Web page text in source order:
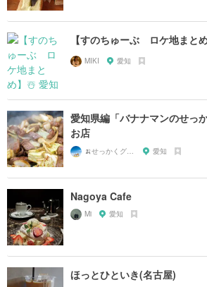
【すのちゅーぶ ロケ地まと
MIKI 愛知
愛知県編「バナナマンのせっ
お店
🍌せっかくグルメまにあ🍌 愛知
Nagoya Cafe
Mi 愛知
ほっとひといき(名古屋)